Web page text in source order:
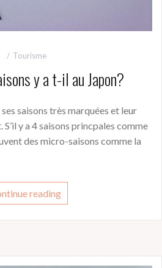
Tourisme
y a t-il au Japon?
saisons très marquées et leur
y a 4 saisons princpales comme
des micro-saisons comme la
reading